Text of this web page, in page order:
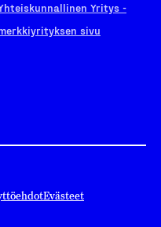
Yritys -
sivu
Evästeet